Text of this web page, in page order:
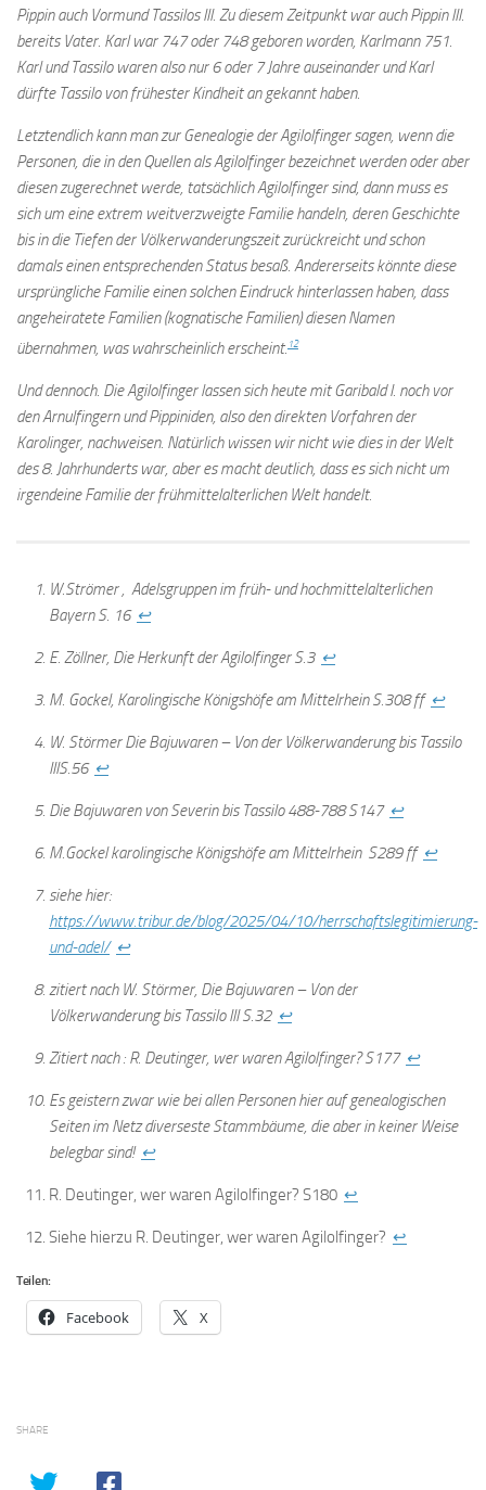
Pippin auch Vormund Tassilos III. Zu diesem Zeitpunkt war auch Pippin III.
bereits Vater. Karl war 747 oder 748 geboren worden, Karlmann 751.
Karl und Tassilo waren also nur 6 oder 7 Jahre auseinander und Karl
dürfte Tassilo von frühester Kindheit an gekannt haben.
Letztendlich kann man zur Genealogie der Agilolfinger sagen, wenn die
Personen, die in den Quellen als Agilolfinger bezeichnet werden oder aber
diesen zugerechnet werde, tatsächlich Agilolfinger sind, dann muss es
sich um eine extrem weitverzweigte Familie handeln, deren Geschichte
bis in die Tiefen der Völkerwanderungszeit zurückreicht und schon
damals einen entsprechenden Status besaß. Andererseits könnte diese
ursprüngliche Familie einen solchen Eindruck hinterlassen haben, dass
angeheiratete Familien (kognatische Familien) diesen Namen
übernahmen, was wahrscheinlich erscheint. 12
Und dennoch. Die Agilolfinger lassen sich heute mit Garibald I. noch vor
den Arnulfingern und Pippiniden, also den direkten Vorfahren der
Karolinger, nachweisen. Natürlich wissen wir nicht wie dies in der Welt
des 8. Jahrhunderts war, aber es macht deutlich, dass es sich nicht um
irgendeine Familie der frühmittelalterlichen Welt handelt.
W.Strömer , Adelsgruppen im früh- und hochmittelalterlichen
Bayern S. 16 ↩
E. Zöllner, Die Herkunft der Agilolfinger S.3 ↩
M. Gockel, Karolingische Königshöfe am Mittelrhein S.308 ff ↩
W. Störmer Die Bajuwaren – Von der Völkerwanderung bis Tassilo
IIIS.56 ↩
Die Bajuwaren von Severin bis Tassilo 488-788 S147 ↩
M.Gockel karolingische Königshöfe am Mittelrhein S289 ff ↩
siehe hier:
https://www.tribur.de/blog/2025/04/10/herrschaftslegitimierung-
und-adel/ ↩
zitiert nach W. Störmer, Die Bajuwaren – Von der
Völkerwanderung bis Tassilo III S.32 ↩
Zitiert nach : R. Deutinger, wer waren Agilolfinger? S177 ↩
Es geistern zwar wie bei allen Personen hier auf genealogischen
Seiten im Netz diverseste Stammbäume, die aber in keiner Weise
belegbar sind! ↩
R. Deutinger, wer waren Agilolfinger? S180 ↩
Siehe hierzu R. Deutinger, wer waren Agilolfinger? ↩
Teilen:
Facebook X
SHARE